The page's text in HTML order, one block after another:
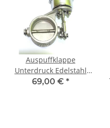
Auspuffklappe
Unterdruck Edelstahl
70mm 2,75"
69,00 € *